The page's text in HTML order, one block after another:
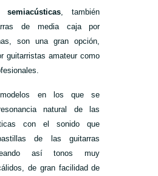
semiacústicas, también
de media caja por
son una gran opción,
guitarristas amateur como
en los que se
natural de las
con el sonido que
de las guitarras
así tonos muy
de gran facilidad de